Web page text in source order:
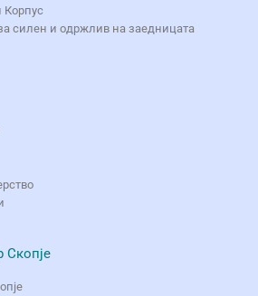
Корпус
силен и одржлив на заедницата
Скопје